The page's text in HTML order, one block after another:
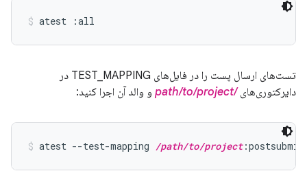
atest :all
تست‌های ارسال پست را در فایل‌های TEST_MAPPING در
دایرکتوری‌های/path/to/project و والد آن اجرا کنید:
atest --test-mapping /path/to/project:postsubmit